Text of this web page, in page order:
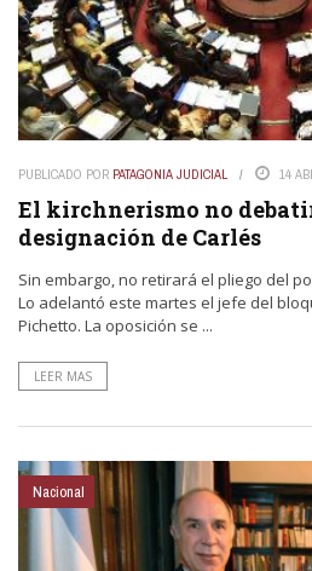
PUBLICADO POR PATAGONIA JUDICIAL 14
El kirchnerismo no
designación de Carlés
Sin embargo, no retirará el pliego del
Lo adelantó este martes el jefe del
Pichetto. La oposición se ...
LEER MAS
Nacional